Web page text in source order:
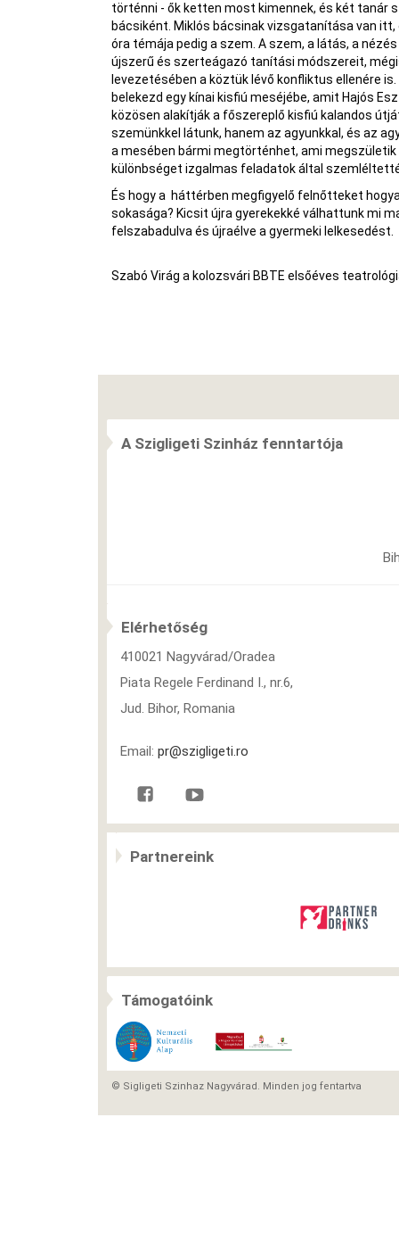
történni - ők ketten most kimennek, és két tanár
bácsiként. Miklós bácsinak vizsgatanítása van
óra témája pedig a szem. A szem, a látás, a
újszerű és szerteágazó tanítási módszereit,
levezetésében a köztük lévő konfliktus ellenére
belekezd egy kínai kisfiú meséjébe, amit Hajós
közösen alakítják a főszereplő kisfiú kalandos
szemünkkel látunk, hanem az agyunkkal, és az
a mesében bármi megtörténhet, ami
különbséget izgalmas feladatok által
És hogy a háttérben megfigyelő felnőtteket
sokasága? Kicsit újra gyerekekké válhattunk mi
felszabadulva és újraélve a gyermeki lelkesedést.
Szabó Virág a kolozsvári BBTE elsőéves
A Szigligeti Szinház fenntartója
Elérhetőség
410021 Nagyvárad/Oradea
Piata Regele Ferdinand I., nr.6,
Jud. Bihor, Romania
Email: pr@szigligeti.ro
Partnereink
Támogatóink
© Sigligeti Szinhaz Nagyvárad. Minden jog fentartva